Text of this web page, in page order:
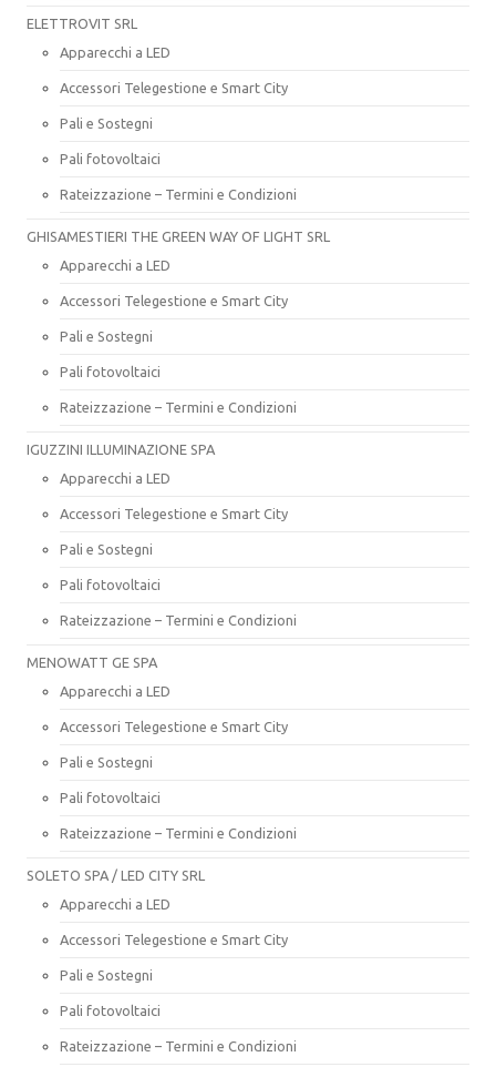
ELETTROVIT SRL
Apparecchi a LED
Accessori Telegestione e Smart City
Pali e Sostegni
Pali fotovoltaici
Rateizzazione – Termini e Condizioni
GHISAMESTIERI THE GREEN WAY OF LIGHT SRL
Apparecchi a LED
Accessori Telegestione e Smart City
Pali e Sostegni
Pali fotovoltaici
Rateizzazione – Termini e Condizioni
IGUZZINI ILLUMINAZIONE SPA
Apparecchi a LED
Accessori Telegestione e Smart City
Pali e Sostegni
Pali fotovoltaici
Rateizzazione – Termini e Condizioni
MENOWATT GE SPA
Apparecchi a LED
Accessori Telegestione e Smart City
Pali e Sostegni
Pali fotovoltaici
Rateizzazione – Termini e Condizioni
SOLETO SPA / LED CITY SRL
Apparecchi a LED
Accessori Telegestione e Smart City
Pali e Sostegni
Pali fotovoltaici
Rateizzazione – Termini e Condizioni